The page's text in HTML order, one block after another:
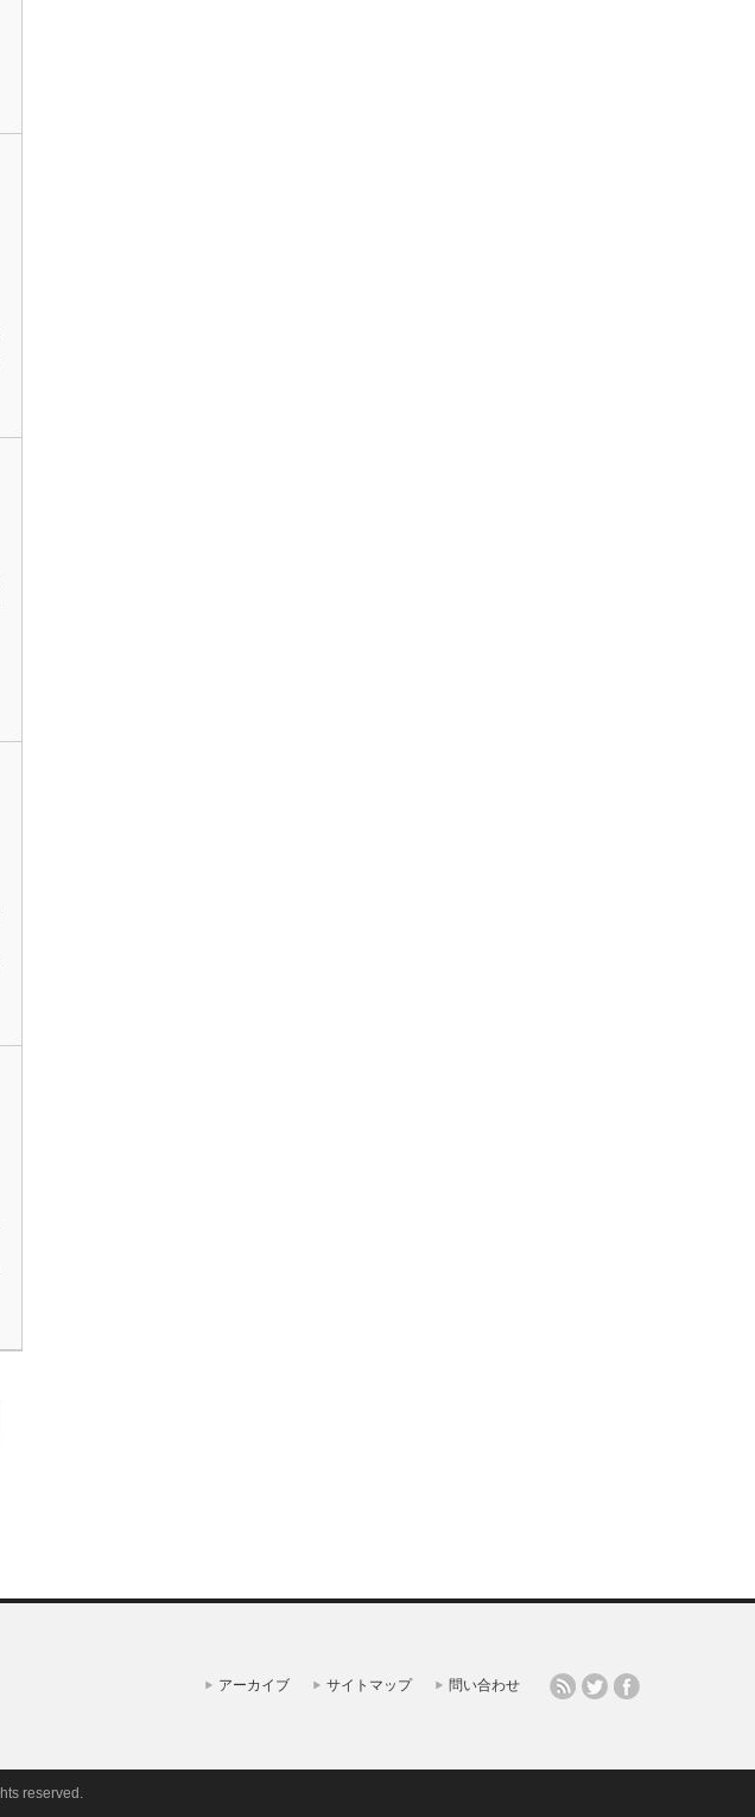
アーカイブ サイトマップ 問い合わせ
reserved.